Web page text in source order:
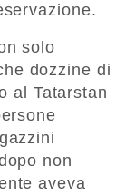
solo
dozzine di
al Tatarstan
non
aveva